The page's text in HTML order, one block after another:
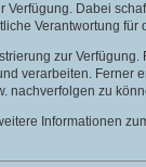
Dabei
Verantwortung
zur
verarbeiten. Ferner
nachverfolgen zu
Informationen